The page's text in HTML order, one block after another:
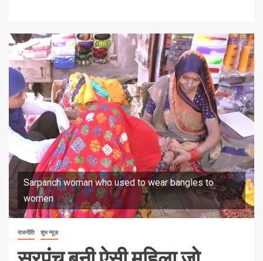
Sarpanch woman who used to wear bangles to
women
राजनीति शुभ न्यूज़